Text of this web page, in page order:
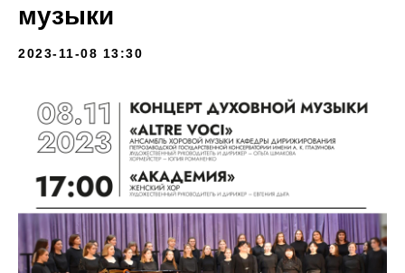
музыки
2023-11-08 13:30